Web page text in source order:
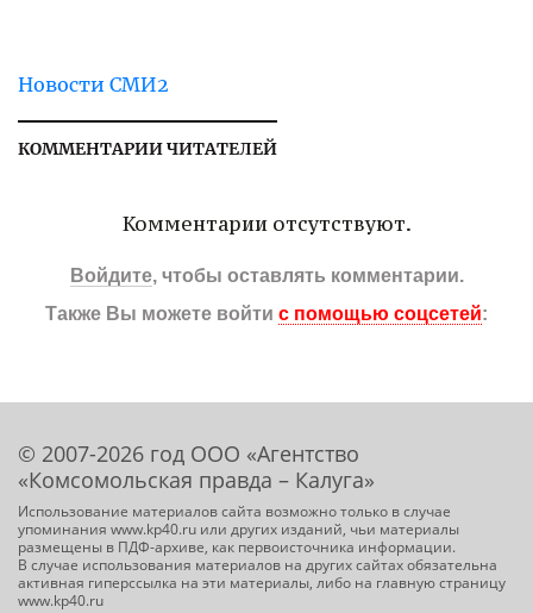
Новости СМИ2
КОММЕНТАРИИ ЧИТАТЕЛЕЙ
Комментарии отсутствуют.
Войдите, чтобы оставлять комментарии.
Также Вы можете войти с помощью соцсетей:
© 2007-2026 год ООО «Агентство
«Комсомольская правда – Калуга»
Использование материалов сайта возможно только в случае
упоминания www.kp40.ru или других изданий, чьи материалы
размещены в ПДФ-архиве, как первоисточника информации.
В случае использования материалов на других сайтах обязательна
активная гиперссылка на эти материалы, либо на главную страницу
www.kp40.ru